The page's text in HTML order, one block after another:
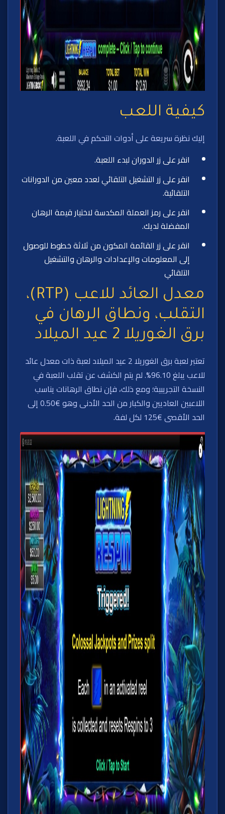
كيفية اللعب
إليك نظرة سريعة على أدوات التحكم في اللعبة.
انقر على زر الدوران لبدء اللعبة.
انقر على زر التشغيل التلقائي لعدد معين من الدورانات
التلقائية.
انقر على رمز العملة المكدسة لاختيار قيمة الرهان
المفضلة لديك.
انقر على زر القائمة المكون من ثلاثة خطوط للوصول
إلى المعلومات والإعدادات والرهان والتشغيل
التلقائي
معدل العائد للاعب (RTP)،
التقلب، ونطاق الرهان في
برق الغوريلا 2 عيد الميلاد
تعتبر لعبة برق الغوريلا 2 عيد الميلاد لعبة ذات معدل عائد
للاعب يبلغ 96.10%. لم يتم الكشف عن تقلب اللعبة في
النسخة التجريبية؛ ومع ذلك، فإن نطاق الرهانات يناسب
اللاعبين العاديين والكبار من الحد الأدنى وهو €0.50 إلى
الحد الأقصى €125 لكل لفة.